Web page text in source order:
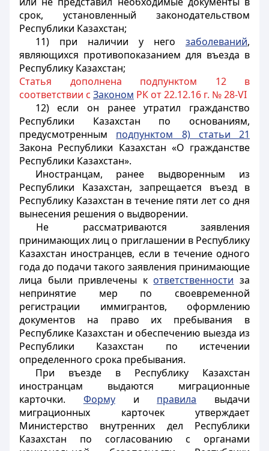
срок, установленный законодательством
Республики Казахстан;
11) при наличии у него заболеваний,
являющихся противопоказанием для въезда в
Республику Казахстан;
Статья дополнена подпунктом 12 в
соответствии с Законом РК от 22.12.16 г. № 28-VI
12) если он ранее утратил гражданство
Республики Казахстан по основаниям,
предусмотренным подпунктом 8) статьи 21
Закона Республики Казахстан «О гражданстве
Республики Казахстан».
Иностранцам, ранее выдворенным из
Республики Казахстан, запрещается въезд в
Республику Казахстан в течение пяти лет со дня
вынесения решения о выдворении.
Не рассматриваются заявления
принимающих лиц о приглашении в Республику
Казахстан иностранцев, если в течение одного
года до подачи такого заявления принимающие
лица были привлечены к ответственности за
непринятие мер по своевременной
регистрации иммигрантов, оформлению
документов на право их пребывания в
Республике Казахстан и обеспечению выезда из
Республики Казахстан по истечении
определенного срока пребывания.
При въезде в Республику Казахстан
иностранцам выдаются миграционные
карточки. Формуи правила выдачи
миграционных карточек утверждает
Министерство внутренних дел Республики
Казахстан по согласованию с органами